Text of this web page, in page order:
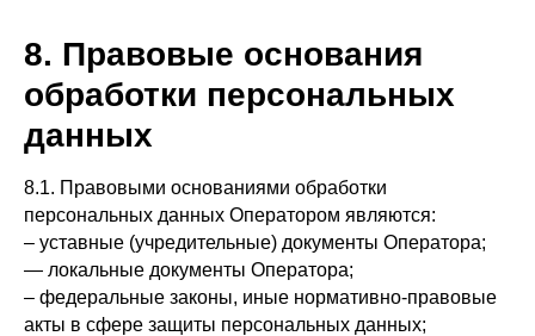
8. Правовые основания
обработки персональных
данных
8.1. Правовыми основаниями обработки
персональных данных Оператором являются:
– уставные (учредительные) документы Оператора;
— локальные документы Оператора;
– федеральные законы, иные нормативно-правовые
акты в сфере защиты персональных данных;